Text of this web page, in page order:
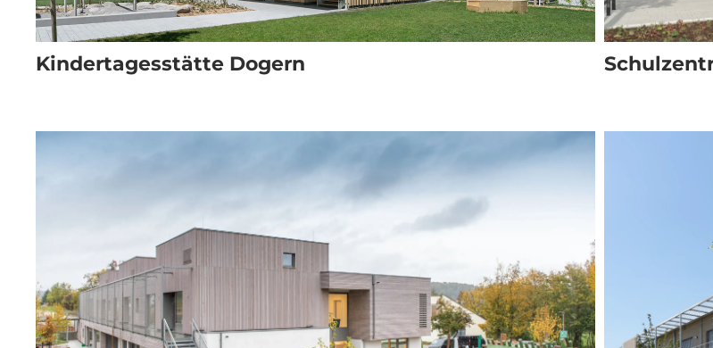
Kindertagesstätte Dogern